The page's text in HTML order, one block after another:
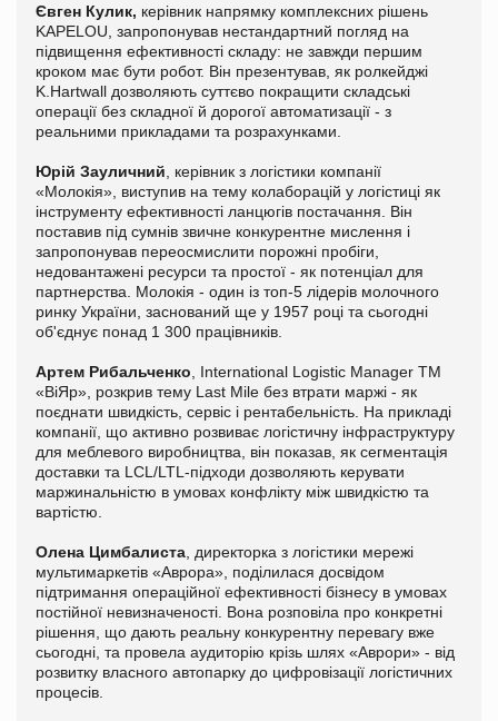
Євген Кулик, керівник напрямку комплексних рішень
KAPELOU, запропонував нестандартний погляд на
підвищення ефективності складу: не завжди першим
кроком має бути робот. Він презентував, як ролкейджі
K.Hartwall дозволяють суттєво покращити складські
операції без складної й дорогої автоматизації - з
реальними прикладами та розрахунками.
Юрій Зауличний , керівник з логістики компанії
«Молокія», виступив на тему колаборацій у логістиці як
інструменту ефективності ланцюгів постачання. Він
поставив під сумнів звичне конкурентне мислення і
запропонував переосмислити порожні пробіги,
недовантажені ресурси та простої - як потенціал для
партнерства. Молокія - один із топ-5 лідерів молочного
ринку України, заснований ще у 1957 році та сьогодні
об'єднує понад 1 300 працівників.
Артем Рибальченко , International Logistic Manager ТМ
«ВіЯр», розкрив тему Last Mile без втрати маржі - як
поєднати швидкість, сервіс і рентабельність. На прикладі
компанії, що активно розвиває логістичну інфраструктуру
для меблевого виробництва, він показав, як сегментація
доставки та LCL/LTL-підходи дозволяють керувати
маржинальністю в умовах конфлікту між швидкістю та
вартістю.
Олена Цимбалиста , директорка з логістики мережі
мультимаркетів «Аврора», поділилася досвідом
підтримання операційної ефективності бізнесу в умовах
постійної невизначеності. Вона розповіла про конкретні
рішення, що дають реальну конкурентну перевагу вже
сьогодні, та провела аудиторію крізь шлях «Аврори» - від
розвитку власного автопарку до цифровізації логістичних
процесів.